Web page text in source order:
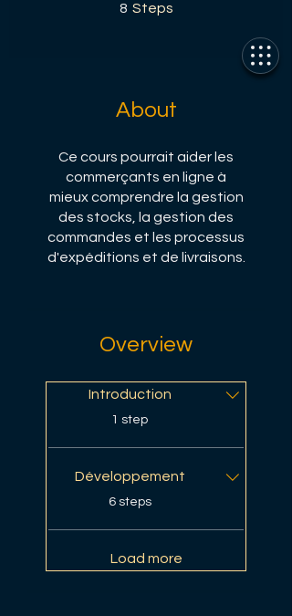
8 Steps
About
Ce cours pourrait aider les
commerçants en ligne à
mieux comprendre la gestion
des stocks, la gestion des
commandes et les processus
d'expéditions et de livraisons.
Overview
Introduction
.
1 step
Développement
.
6 steps
Load more